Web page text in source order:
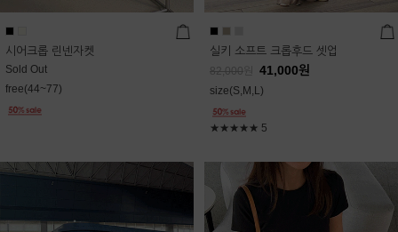
시어크롭 린넨자켓
Sold Out
free(44~77)
실키 소프트 크롭후드 셋업
82,000 41,000원
size(S,M,L)
★★★★★ 5